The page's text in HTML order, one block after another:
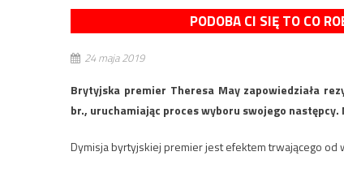
PODOBA CI SIĘ TO CO
24 maja 2019
Brytyjska premier Theresa May zapowiedziała
br., uruchamiając proces wyboru swojego
Dymisja byrtyjskiej premier jest efektem trwającego